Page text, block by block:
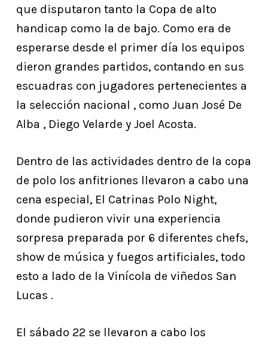
que disputaron tanto la Copa de alto
handicap como la de bajo. Como era de
esperarse desde el primer día los equipos
dieron grandes partidos, contando en sus
escuadras con jugadores pertenecientes a
la selección nacional , como Juan José De
Alba , Diego Velarde y Joel Acosta.
Dentro de las actividades dentro de la copa
de polo los anfitriones llevaron a cabo una
cena especial, El Catrinas Polo Night,
donde pudieron vivir una experiencia
sorpresa preparada por 6 diferentes chefs,
show de música y fuegos artificiales, todo
esto a lado de la Vinícola de viñedos San
Lucas .
El sábado 22 se llevaron a cabo los